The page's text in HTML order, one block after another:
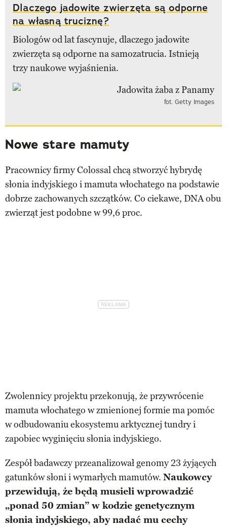
Dlaczego jadowite zwierzęta są odporne
na własną truciznę?
Biologów od lat fascynuje, dlaczego jadowite
zwierzęta są odporne na samozatrucia. Istnieją
trzy naukowe wyjaśnienia.
fot. Getty Images
Nowe stare mamuty
Pracownicy firmy Colossal chcą stworzyć hybrydę
słonia indyjskiego i mamuta włochatego na podstawie
dobrze zachowanych szczątków. Co ciekawe, DNA obu
zwierząt jest podobne w 99,6 proc.
Zwolennicy projektu przekonują, że przywrócenie
mamuta włochatego w zmienionej formie ma pomóc
w odbudowaniu ekosystemu arktycznej tundry i
zapobiec wyginięciu słonia indyjskiego.
Zespół badawczy przeanalizował genomy 23 żyjących
gatunków słoni i wymarłych mamutów. Naukowcy
przewidują, że będą musieli wprowadzić
„ponad 50 zmian” w kodzie genetycznym
słonia indyjskiego, aby nadać mu cechy